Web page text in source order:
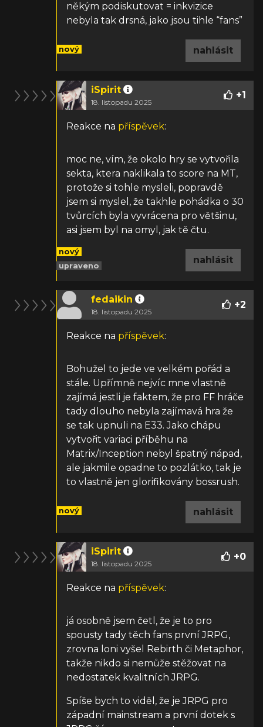
někým podiskutovat = inkvizice
nebyla tak drsná, jako jsou tihle “fans”
nový nahlásit
iSpirit
18. listopadu 2025
+1
Reakce na příspěvek:
moc ne, vím, že okolo hry se vytvořila
sekta, ktera naklikala to score na MT,
protože si tohle mysleli, popravdě
jsem si myslel, že takhle pohádka o 30
tvůrcích byla vyvrácena pro většinu,
asi jsem byl na omyl, jak tě čtu.
nový
upraveno
nahlásit
fedaikin
18. listopadu 2025
+2
Reakce na příspěvek:
Bohužel to jede ve velkém pořád a
stále. Upřímně nejvíc mne vlastně
zajímá jestli je faktem, že pro FF hráče
tady dlouho nebyla zajímavá hra že
se tak upnuli na E33. Jako chápu
vytvořit variaci příběhu na
Matrix/Inception nebyl špatný nápad,
ale jakmile opadne to pozlátko, tak je
to vlastně jen glorifikovány bossrush.
nový nahlásit
iSpirit
18. listopadu 2025
+0
Reakce na příspěvek:
já osobně jsem četl, že je to pro
spousty tady těch fans první JRPG,
zrovna loni vyšel Rebirth či Metaphor,
takže nikdo si nemůže stěžovat na
nedostatek kvalitních JRPG.
Spíše bych to viděl, že je JRPG pro
západní mainstream a první dotek s